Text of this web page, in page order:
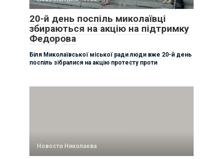
20-й день поспіль миколаївці
збираються на акцію на підтримку
Федорова
Біля Миколаївської міської ради люди вже 20-й день
поспіль зібралися на акцію протесту проти
Новости Николаева